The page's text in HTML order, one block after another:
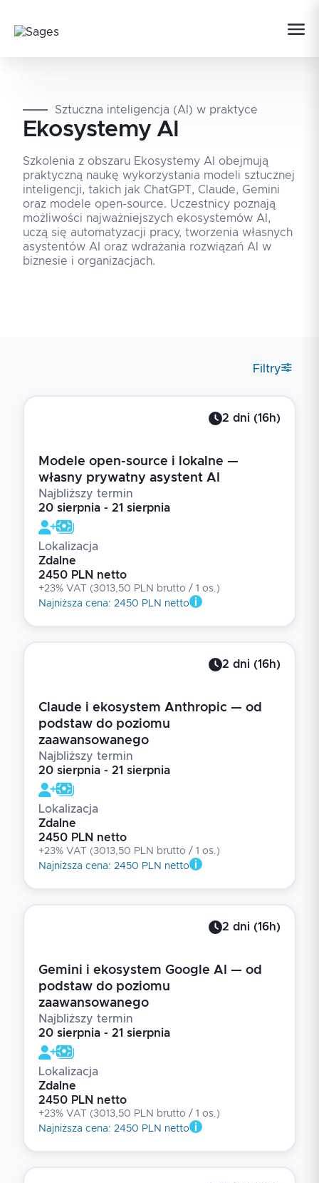
Sztuczna inteligencja (AI) w praktyce
Ekosystemy AI
Szkolenia z obszaru Ekosystemy AI obejmują
praktyczną naukę wykorzystania modeli sztucznej
inteligencji, takich jak ChatGPT, Claude, Gemini
oraz modele open-source. Uczestnicy poznają
możliwości najważniejszych ekosystemów AI,
uczą się automatyzacji pracy, tworzenia własnych
asystentów AI oraz wdrażania rozwiązań AI w
biznesie i organizacjach.
Filtry
2 dni (16h)
Modele open-source i lokalne —
własny prywatny asystent AI
Najbliższy termin
20 sierpnia - 21 sierpnia
Lokalizacja
Zdalne
2450 PLN netto
+23% VAT (3013,50 PLN brutto / 1 os.)
Najniższa cena: 2450 PLN netto
2 dni (16h)
Claude i ekosystem Anthropic — od
podstaw do poziomu
zaawansowanego
Najbliższy termin
20 sierpnia - 21 sierpnia
Lokalizacja
Zdalne
2450 PLN netto
+23% VAT (3013,50 PLN brutto / 1 os.)
Najniższa cena: 2450 PLN netto
2 dni (16h)
Gemini i ekosystem Google AI — od
podstaw do poziomu
zaawansowanego
Najbliższy termin
20 sierpnia - 21 sierpnia
Lokalizacja
Zdalne
2450 PLN netto
+23% VAT (3013,50 PLN brutto / 1 os.)
Najniższa cena: 2450 PLN netto